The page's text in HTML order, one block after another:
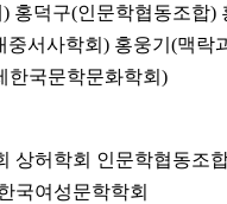
홍덕구(인문학협동조합)
중서사학회) 홍웅기(맥락
한국문학문화학회)
상허학회 인문학협동조
국여성문학학회